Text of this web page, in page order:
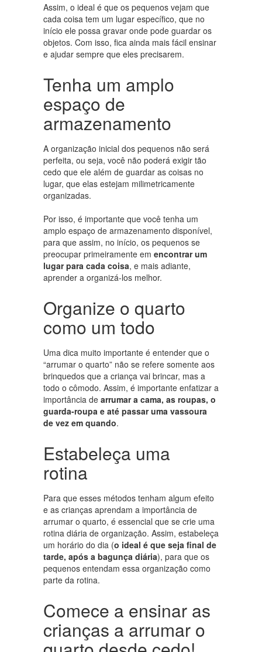
Assim, o ideal é que os pequenos vejam que
cada coisa tem um lugar específico, que no
início ele possa gravar onde pode guardar os
objetos. Com isso, fica ainda mais fácil ensinar
e ajudar sempre que eles precisarem.
Tenha um amplo
espaço de
armazenamento
A organização inicial dos pequenos não será
perfeita, ou seja, você não poderá exigir tão
cedo que ele além de guardar as coisas no
lugar, que elas estejam milimetricamente
organizadas.
Por isso, é importante que você tenha um
amplo espaço de armazenamento disponível,
para que assim, no início, os pequenos se
preocupar primeiramente em encontrar um
lugar para cada coisa, e mais adiante,
aprender a organizá-los melhor.
Organize o quarto
como um todo
Uma dica muito importante é entender que o
“arrumar o quarto” não se refere somente aos
brinquedos que a criança vai brincar, mas a
todo o cômodo. Assim, é importante enfatizar a
importância de arrumar a cama, as roupas, o
guarda-roupa e até passar uma vassoura
de vez em quando.
Estabeleça uma
rotina
Para que esses métodos tenham algum efeito
e as crianças aprendam a importância de
arrumar o quarto, é essencial que se crie uma
rotina diária de organização. Assim, estabeleça
um horário do dia (o ideal é que seja final de
tarde, após a bagunça diária), para que os
pequenos entendam essa organização como
parte da rotina.
Comece a ensinar as
crianças a arrumar o